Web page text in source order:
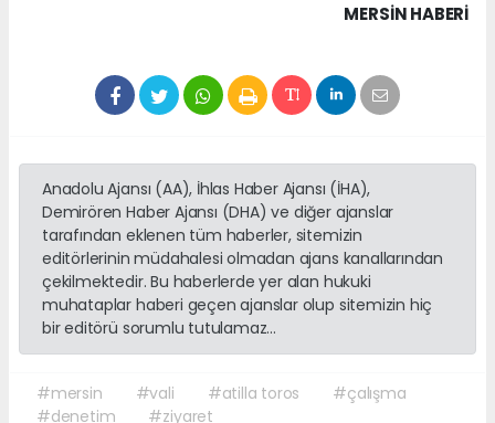
MERSIN HABERİ
Anadolu Ajansı (AA), İhlas Haber Ajansı (İHA),
Demirören Haber Ajansı (DHA) ve diğer ajanslar
tarafından eklenen tüm haberler, sitemizin
editörlerinin müdahalesi olmadan ajans kanallarından
çekilmektedir. Bu haberlerde yer alan hukuki
muhataplar haberi geçen ajanslar olup sitemizin hiç
bir editörü sorumlu tutulamaz...
#mersin #vali #atilla toros
#çalışma
#denetim
#ziyaret